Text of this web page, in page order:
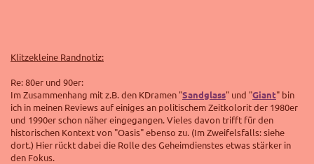
Klitzekleine Randnotiz:
Re: 80er und 90er:
Im Zusammenhang mit z.B. den KDramen "Sandglass" und "Giant" bin
ich in meinen Reviews auf einiges an politischem Zeitkolorit der 1980er
und 1990er schon näher eingegangen. Vieles davon trifft für den
historischen Kontext von "Oasis" ebenso zu. (Im Zweifelsfalls: siehe
dort.) Hier rückt dabei die Rolle des Geheimdienstes etwas stärker in
den Fokus.